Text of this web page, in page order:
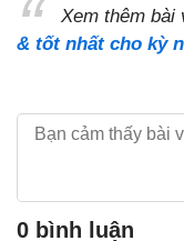
Xem thêm bài
& tốt nhất cho kỳ
0 bình luận